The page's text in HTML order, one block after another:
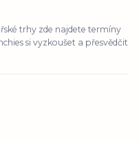
trhy zde najdete termíny
si vyzkoušet a přesvědčit